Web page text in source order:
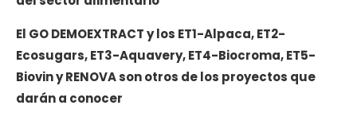
El GO DEMOEXTRACT y los ET1-Alpaca, ET2-
Ecosugars, ET3-Aquavery, ET4-Biocroma, ET5-
Biovin y RENOVA son otros de los proyectos que
darán a conocer